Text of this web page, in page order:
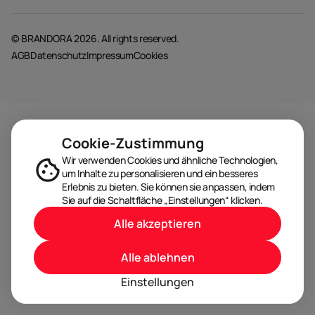
© BRANDORA 2026. All rights reserved.
AGBDatenschutzImpressumCookies
Cookie-Zustimmung
Wir verwenden Cookies und ähnliche Technologien,
um Inhalte zu personalisieren und ein besseres
Erlebnis zu bieten. Sie können sie anpassen, indem
Sie auf die Schaltfläche „Einstellungen“ klicken.
Einstellungen
Alle ablehnen
Alle akzeptieren